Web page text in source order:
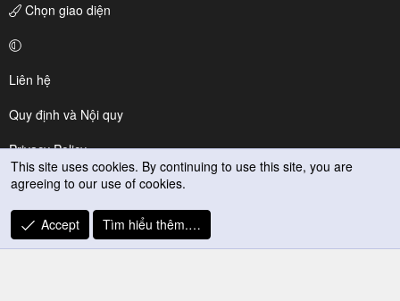
Chọn giao diện
Liên hệ
Quy định và Nội quy
Privacy Policy
Trợ giúp
R
S
This site uses cookies. By continuing to use this site, you are
agreeing to our use of cookies.
Accept Tìm hiểu thêm.…